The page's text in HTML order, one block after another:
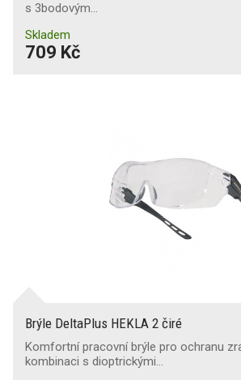
s 3bodovým…
Skladem
709 Kč
Brýle DeltaPlus HEKLA 2 čiré
Komfortní pracovní brýle pro ochranu
kombinaci s dioptrickými…